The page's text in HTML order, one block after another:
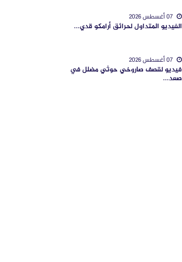
الفيديو المتداول لحرائق أرامكو قدي...
فيديو لقصف صاروخي حوثي مضلل في
صعد...